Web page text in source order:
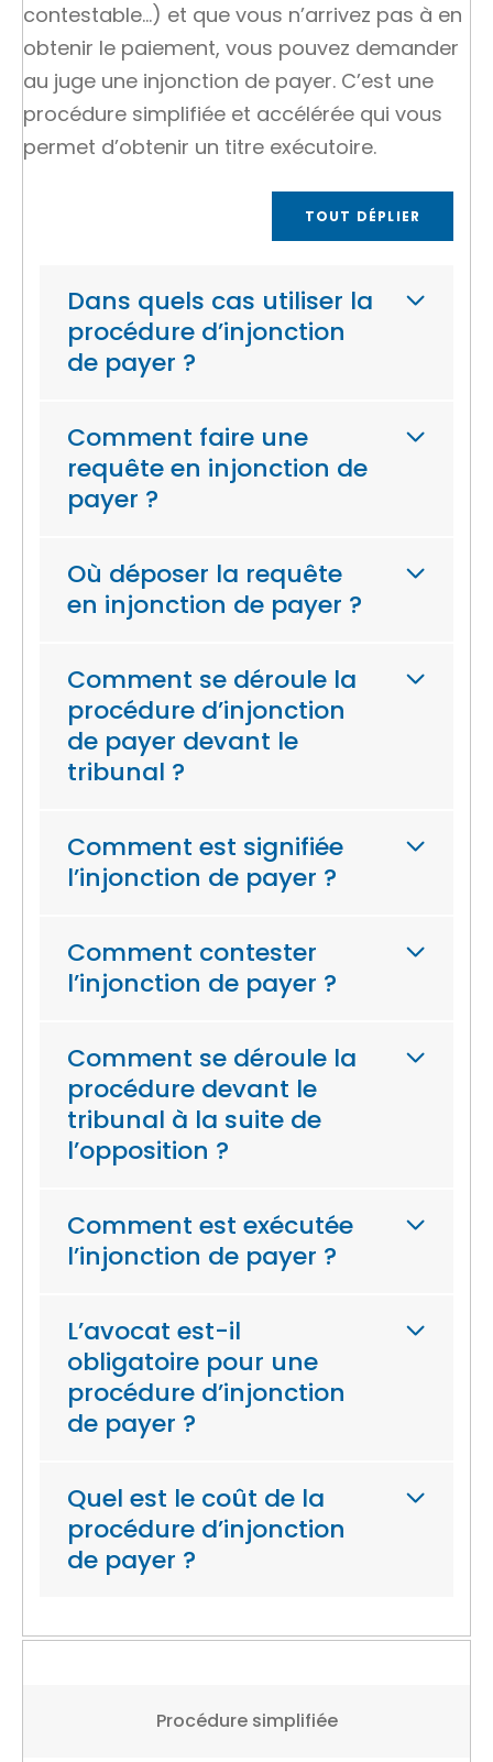
contestable…) et que vous n’arrivez pas à en
obtenir le paiement, vous pouvez demander
au juge une injonction de payer. C’est une
procédure simplifiée et accélérée qui vous
permet d’obtenir un titre exécutoire.
TOUT DÉPLIER
Dans quels cas utiliser la
procédure d’injonction
de payer ?
Comment faire une
requête en injonction de
payer ?
Où déposer la requête
en injonction de payer ?
Comment se déroule la
procédure d’injonction
de payer devant le
tribunal ?
Comment est signifiée
l’injonction de payer ?
Comment contester
l’injonction de payer ?
Comment se déroule la
procédure devant le
tribunal à la suite de
l’opposition ?
Comment est exécutée
l’injonction de payer ?
L’avocat est-il
obligatoire pour une
procédure d’injonction
de payer ?
Quel est le coût de la
procédure d’injonction
de payer ?
Procédure simplifiée